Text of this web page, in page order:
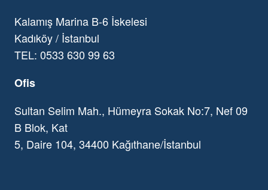
Kalamış Marina B-6 İskelesi
Kadıköy / İstanbul
TEL: 0533 630 99 63
Ofis
Sultan Selim Mah., Hümeyra Sokak No:7, Nef 09
B Blok, Kat
5, Daire 104, 34400 Kağıthane/İstanbul